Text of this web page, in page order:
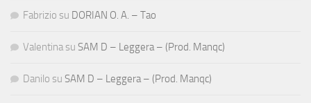
Fabrizio su DORIAN O. A. – Tao
Valentina su SAM D – Leggera – (Prod. Manqc)
Danilo su SAM D – Leggera – (Prod. Manqc)